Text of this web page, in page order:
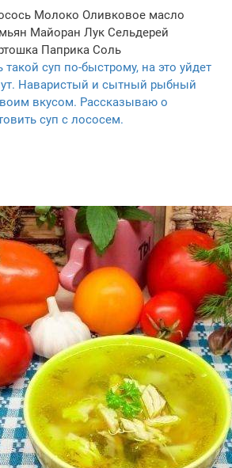
Молоко Оливковое масло
Майоран Лук Сельдерей
Паприка Соль
суп по-быстрому, на это уйдет
Наваристый и сытный рыбный
вкусом. Рассказываю о
суп с лососем.